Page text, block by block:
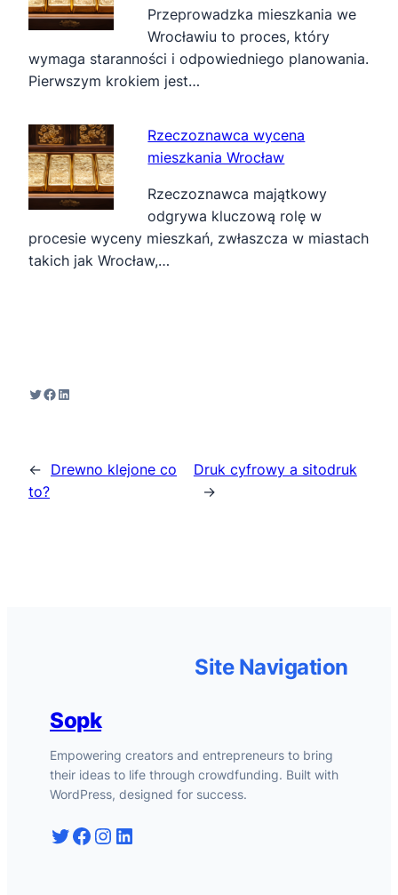
Przeprowadzka mieszkania we
Wrocławiu to proces, który
wymaga staranności i odpowiedniego planowania.
Pierwszym krokiem jest…
Rzeczoznawca wycena
mieszkania Wrocław
Rzeczoznawca majątkowy
odgrywa kluczową rolę w
procesie wyceny mieszkań, zwłaszcza w miastach
takich jak Wrocław,…
Twitter
Facebook
LinkedIn
← Drewno klejone co
to?
Druk cyfrowy a sitodruk
→
Sopk
Empowering creators and entrepreneurs to bring
their ideas to life through crowdfunding. Built with
WordPress, designed for success.
Twitter Facebook Instagram LinkedIn
Site Navigation